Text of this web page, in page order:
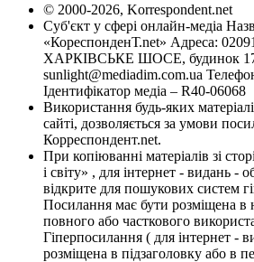
© 2000-2026, Korrespondent.net
Суб'єкт у сфері онлайн-медіа
«КореспонденТ.net» Адреса:
ХАРКІВСЬКЕ ШОСЕ, будинок
sunlight@mediadim.com.ua
Ідентифікатор медіа – R40-06068
Використання будь-яких
сайті, дозволяється за умови
Корреспондент.net.
При копіюванні матеріалів зі
і світу» , для інтернет - видань -
відкрите для пошукових систем
Посилання має бути розміщена в
повного або часткового
Гіперпосилання ( для інтернет -
розміщена в підзаголовку або в